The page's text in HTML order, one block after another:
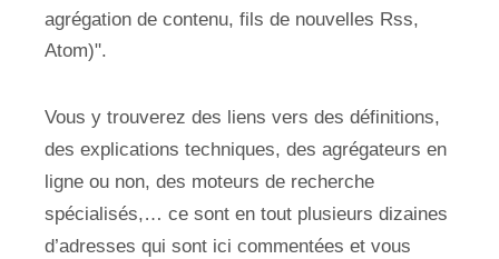
agrégation de contenu, fils de nouvelles Rss,
Atom)".
Vous y trouverez des liens vers des définitions,
des explications techniques, des agrégateurs en
ligne ou non, des moteurs de recherche
spécialisés,… ce sont en tout plusieurs dizaines
d’adresses qui sont ici commentées et vous